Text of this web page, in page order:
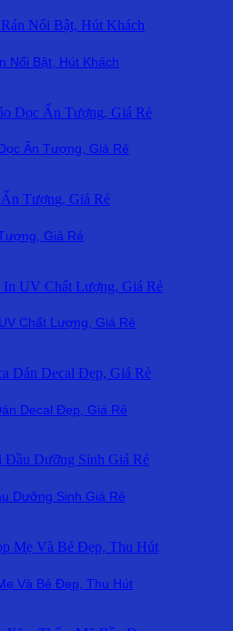
Nổi Bật, Hút Khách
Ấn Tượng, Giá Rẻ
Giá Rẻ
Chất Lượng, Giá Rẻ
Decal Đẹp, Giá Rẻ
Dưỡng Sinh Giá Rẻ
Và Bé Đẹp, Thu Hút